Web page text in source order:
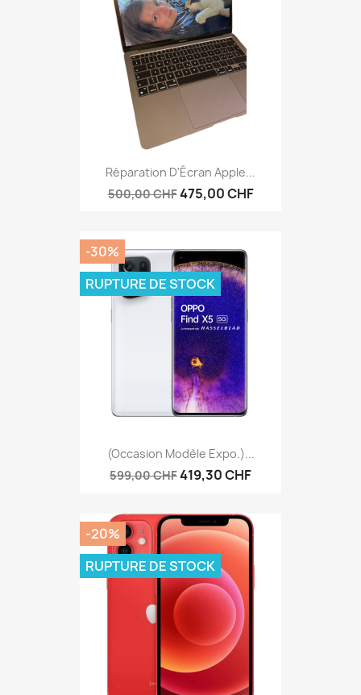
Réparation D'Écran Apple...
500,00 CHF475,00 CHF
(Occasion Modèle Expo.)...
599,00 CHF419,30 CHF
-30%
RUPTURE DE STOCK
-20%
RUPTURE DE STOCK